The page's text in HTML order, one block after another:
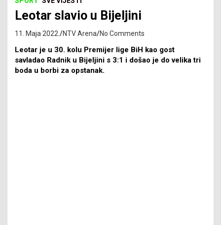
Leotar slavio u Bijeljini
11. Maja 2022. NTV Arena No Comments
Leotar je u 30. kolu Premijer lige BiH kao gost
savladao Radnik u Bijeljini s 3:1 i došao je do velika tri
boda u borbi za opstanak.